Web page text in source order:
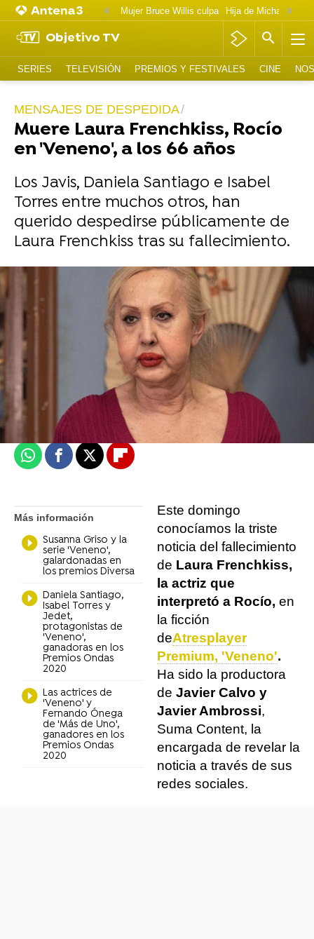
Mujer Bruce Willis culpa
Objetivo TV
SERIES TELEVISIÓN PREMIOS Y FESTIVALES CINE
MENSAJES DE DESPEDIDA
Muere Laura Frenchkiss, Rocío
en 'Veneno', a los 66 años
Los Javis, Daniela Santiago e Isabel
Torres entre muchos otros, han
querido despedirse públicamente de
Laura Frenchkiss tras su fallecimiento.
Irene Picazo
Actualizado:
24 de octubre de 2021, 17:29
Publicado:
24 de octubre de 2021, 17:27
WhatsappFacebook
X Flipboard
Más información
Susanna Griso y la
serie 'Veneno',
galardonadas en
los premios Diversa
Daniela Santiago,
Isabel Torres y
Jedet,
protagonistas de
'Veneno',
ganadoras en los
Premios Ondas
2020
Las actrices de
'Veneno' y
Fernando Ónega
de 'Más de Uno',
ganadores en los
Premios Ondas
2020
Este domingo
conocíamos la triste
noticia del fallecimiento
de Laura Frenchkiss,
la actriz que
interpretó a Rocío, en
la ficción
deAtresplayer
Premium, 'Veneno'.
Ha sido la productora
de Javier Calvo y
Javier Ambrossi,
Suma Content, la
encargada de revelar la
noticia a través de sus
redes sociales.